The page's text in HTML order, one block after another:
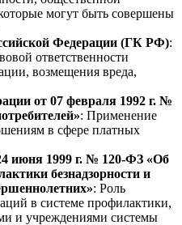
могут быть совершены
Федерации (ГК РФ):
ответственности
возмещения вреда,
от 07 февраля 1992 г. №
: Применение
в сфере платных
июня 1999 г. № 120-ФЗ «Об
безнадзорности и
: Роль
в системе профилактики,
и учреждениями системы